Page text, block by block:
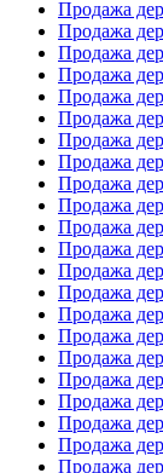
Продажа
Продажа
Продажа
Продажа
Продажа
Продажа
Продажа
Продажа
Продажа
Продажа
Продажа
Продажа
Продажа
Продажа
Продажа
Продажа
Продажа
Продажа
Продажа
Продажа
Продажа
Продажа